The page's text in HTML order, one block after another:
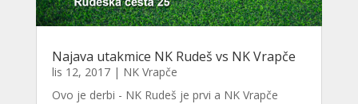
Najava utakmice NK Rudeš vs NK Vrapče
lis 12, 2017| NK Vrapče
Ovo je derbi - NK Rudeš je prvi a NK Vrapče